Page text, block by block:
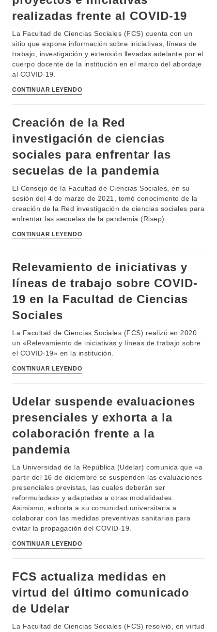
INSTITUCIONAL
DEPARTAMENTOS
NOTICIAS
CONTACTO
EVA FCS
OFERTA DE GRADO
POSGRADOS
EDUCACIÓN PERMANENTE
realizadas frente al COVID-19
La Facultad de Ciencias Sociales (FCS) cuenta con un
sitio que expone información sobre iniciativas, líneas de
trabajo, investigación y extensión llevadas adelante por el
cuerpo docente de la institución en el marco del abordaje
al COVID-19.
CONTINUAR LEYENDO
Creación de la Red
investigación de ciencias
sociales para enfrentar las
secuelas de la pandemia
El Consejo de la Facultad de Ciencias Sociales, en su
sesión del 4 de marzo de 2021, tomó conocimento de la
creación de la Red investigación de ciencias sociales para
enfrentar las secuelas de la pandemia (Risep).
CONTINUAR LEYENDO
Relevamiento de iniciativas y
líneas de trabajo sobre COVID-
19 en la Facultad de Ciencias
Sociales
La Facultad de Ciencias Sociales (FCS) realizó en 2020
un «Relevamiento de iniciativas y líneas de trabajo sobre
el COVID-19» en la institución.
CONTINUAR LEYENDO
Udelar suspende evaluaciones
presenciales y exhorta a la
colaboración frente a la
pandemia
La Universidad de la República (Udelar) comunica que «a
partir del 16 de diciembre se suspenden las evaluaciones
presenciales previstas, las cuales deberán ser
reformuladas» y adaptadas a otras modalidades.
Asimismo, exhorta a su comunidad universitaria a
colaborar con las medidas preventivas sanitarias para
evitar la propagación del COVID-19.
CONTINUAR LEYENDO
FCS actualiza medidas en
virtud del último comunicado
de Udelar
La Facultad de Ciencias Sociales (FCS) resolvió, en virtud